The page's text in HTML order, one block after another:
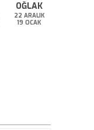
OĞLAK
22 ARALIK
19 OCAK